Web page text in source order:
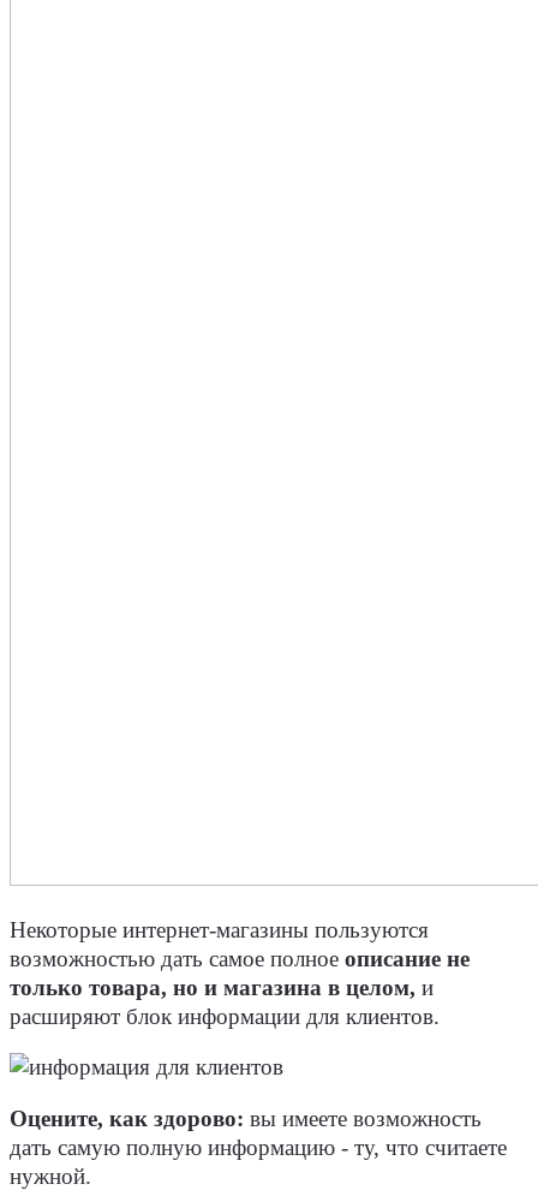
Некоторые интернет-магазины пользуются
возможностью дать самое полное описание не
только товара, но и магазина в целом, и
расширяют блок информации для клиентов.
Оцените, как здорово: вы имеете возможность
дать самую полную информацию - ту, что считаете
нужной.